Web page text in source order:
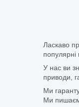
Ласкаво
У нас ви
приводи,
Ми
Ми